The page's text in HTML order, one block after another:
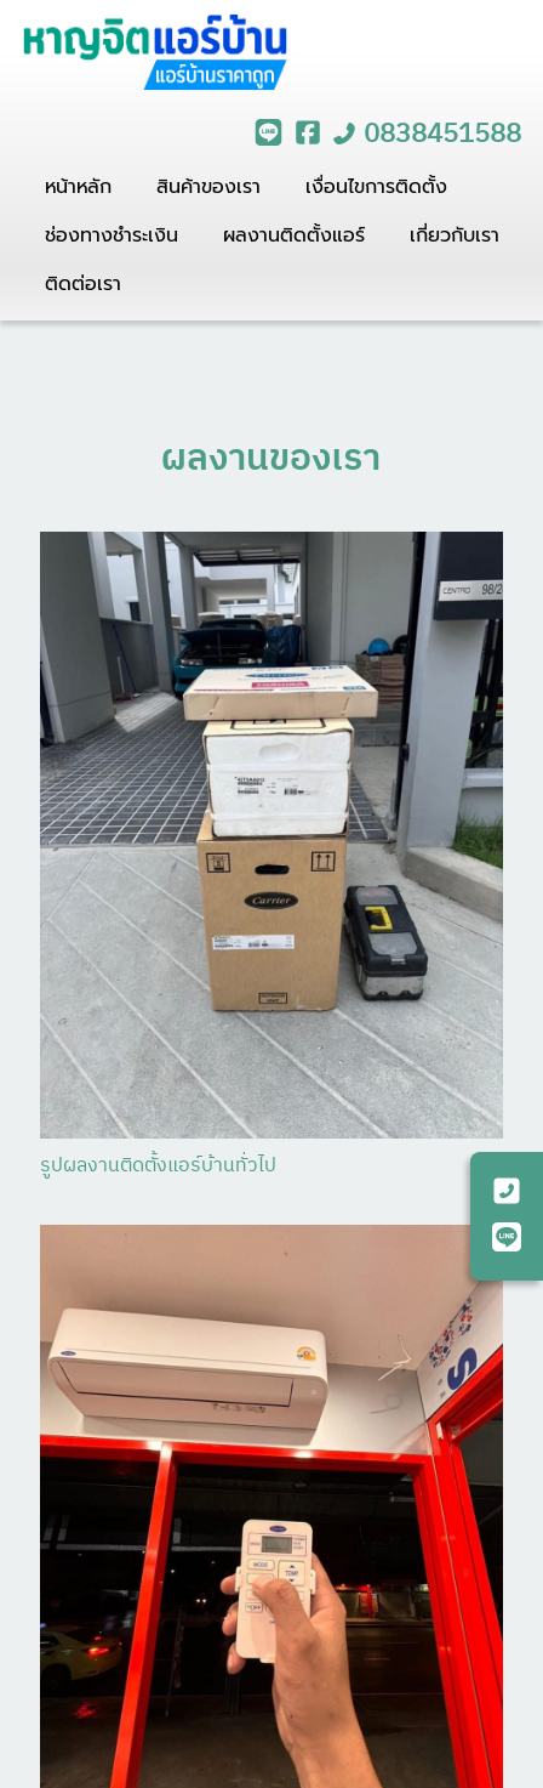
0838451588
หน้าหลัก สินค้าของเรา
เงื่อนไขการติดตั้ง
ช่องทางชำระเงิน
ผลงานติดตั้งแอร์
เกี่ยวกับเรา
ติดต่อเรา
ผลงานของเรา
รูปผลงานติดตั้งแอร์บ้านทั่วไป